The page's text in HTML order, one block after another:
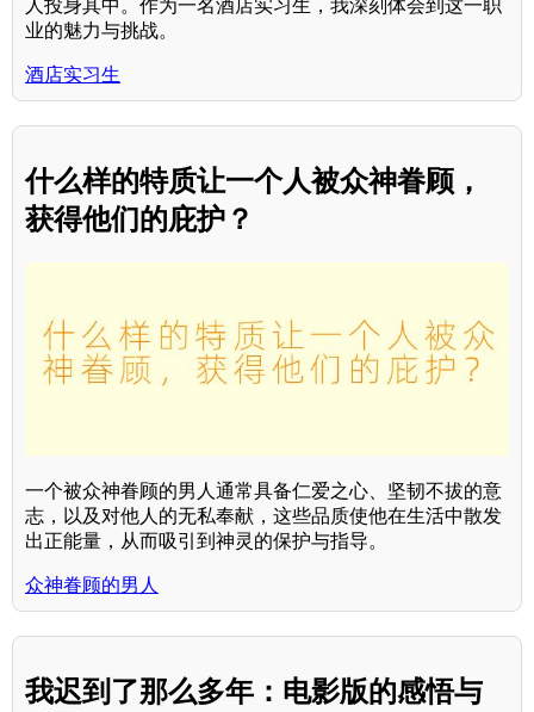
人投身其中。作为一名酒店实习生，我深刻体会到这一职
业的魅力与挑战。
酒店实习生
什么样的特质让一个人被众神眷顾，
获得他们的庇护？
一个被众神眷顾的男人通常具备仁爱之心、坚韧不拔的意
志，以及对他人的无私奉献，这些品质使他在生活中散发
出正能量，从而吸引到神灵的保护与指导。
众神眷顾的男人
我迟到了那么多年：电影版的感悟与